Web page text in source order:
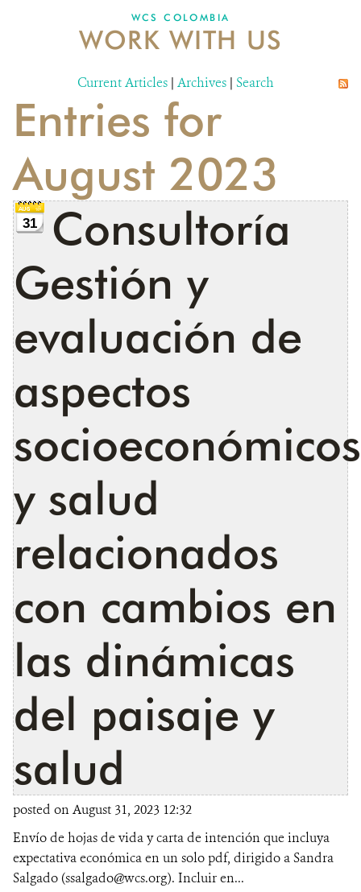
NEWS
PUBLICATIONS
ANNUAL REPORT WCS COLOMBIA
MEDIA COVERAGE
DONATE
WCS COLOMBIA
WORK WITH US
Current Articles | Archives | Search
Entries for
August 2023
31
Consultoría
Gestión y
evaluación de
aspectos
socioeconómicos
y salud
relacionados
con cambios en
las dinámicas
del paisaje y
salud
posted on August 31, 2023 12:32
Envío de hojas de vida y carta de intención que incluya
expectativa económica en un solo pdf, dirigido a Sandra
Salgado (ssalgado@wcs.org). Incluir en...